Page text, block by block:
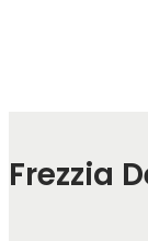
Frezzia